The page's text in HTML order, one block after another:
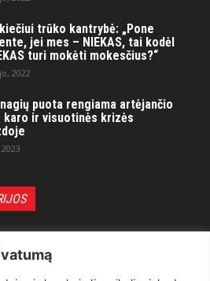
trūko kantrybė: „Pone
jei mes – NIEKAS, tai kodėl
turi mokėti mokesčius?“
2022
puota rengiama artėjančio
karo ir visuotinės krizės